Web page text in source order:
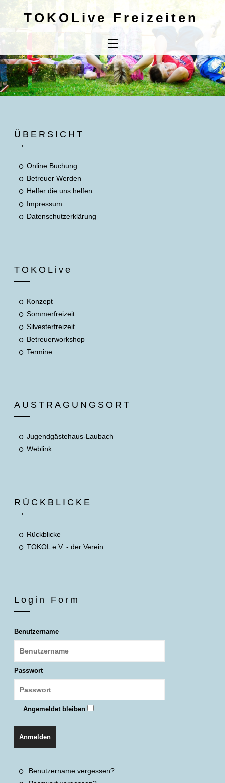
Home
Online
Buchung
Kontaktdaten
TOKOLive Freizeiten
ÜBERSICHT
Online Buchung
Betreuer Werden
Helfer die uns helfen
Impressum
Datenschutzerklärung
TOKOLive
Konzept
Sommerfreizeit
Silvesterfreizeit
Betreuerworkshop
Termine
AUSTRAGUNGSORT
Jugendgästehaus-Laubach
Weblink
RÜCKBLICKE
Rückblicke
TOKOL e.V. - der Verein
Login Form
Benutzername
Passwort
Angemeldet bleiben
Anmelden
Benutzername vergessen?